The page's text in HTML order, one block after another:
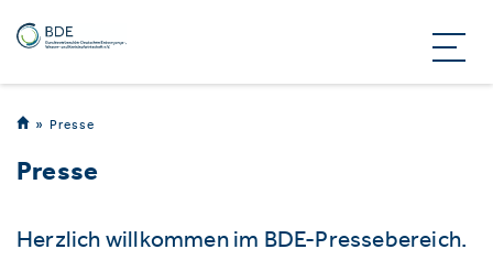
Presse
Presse
Herzlich willkommen im BDE-Pressebereich.